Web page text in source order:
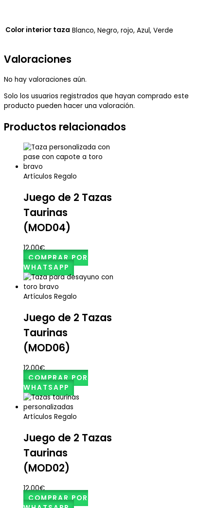
Color interior taza Blanco, Negro, rojo, Azul, Verde
Valoraciones
No hay valoraciones aún.
Solo los usuarios registrados que hayan comprado este
producto pueden hacer una valoración.
Productos relacionados
Artículos Regalo
Juego de 2 Tazas
Taurinas
(MOD04)
12,00€
COMPRAR POR
WHATSAPP
Artículos Regalo
Juego de 2 Tazas
Taurinas
(MOD06)
12,00€
COMPRAR POR
WHATSAPP
Artículos Regalo
Juego de 2 Tazas
Taurinas
(MOD02)
12,00€
COMPRAR POR